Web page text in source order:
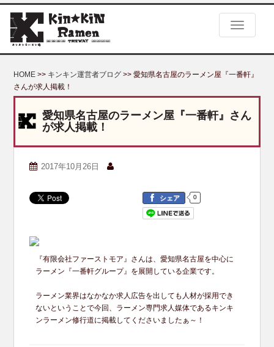
t
HOME>> キンキン運営者ブログ>> 愛知県名古屋のラーメン屋『一番軒』
さんが求人掲載！
愛知県名古屋のラーメン屋『一番軒』さん
が求人掲載！
2017年10月26日
シェア 0
『有限会社ファーストモア』さんは、愛知県名古屋を中心に
ラーメン『一番軒グループ』を展開している企業です。
ラーメン業界はなかなか求人広告を出しても人材が採用でき
ないということで今回、ラーメン専門求人媒体であるキンキ
ンラーメン修行道に掲載してくださいましたぁ～！